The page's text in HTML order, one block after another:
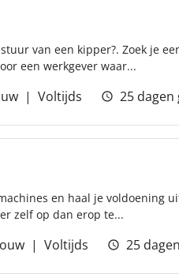
van een kipper?. Zoek je
een werkgever waar...
Voltijds 25 dagen
en haal je voldoening
zelf op dan erop te...
Voltijds 25